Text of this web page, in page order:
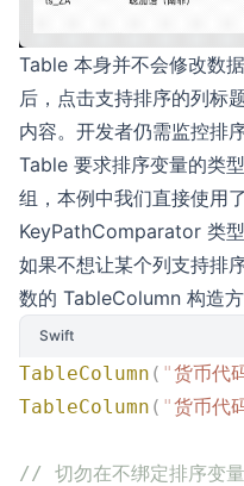
Table 本身并不会修改数
后，点击支持排序的列标
内容。开发者仍需监控排
Table 要求排序变量的类
组，本例中我们直接使用
KeyPathComparator 类型
如果不想让某个列支持排
数的 TableColumn 构造方
Swift
TableColumn ( "货币代
TableColumn ( "货币代
// 切勿在不绑定排序变量